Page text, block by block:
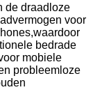
de draadloze
voor
bedrade
mobiele
probleemloze